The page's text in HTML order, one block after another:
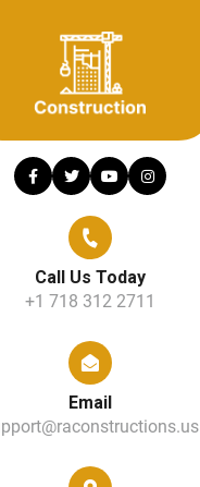
Call Us Today
+1 718 312 2711
Email